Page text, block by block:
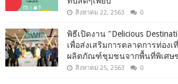
สิงหาคม 22, 2563 0
พิธีเปิดงาน "Delicious
เพื่อส่งเสริมการตลาดการท่องเ
ผลิตภัณฑ์ชุมชนจากพื้นที่พิเศษ
สิงหาคม 25, 2563 0